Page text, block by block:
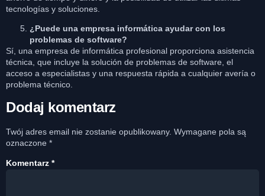
tecnologías y soluciones.
¿Puede una empresa informática ayudar con los
problemas de software?
Sí, una empresa de informática profesional proporciona asistencia
técnica, que incluye la solución de problemas de software, el
acceso a especialistas y una respuesta rápida a cualquier avería o
problema técnico.
Dodaj komentarz
Twój adres email nie zostanie opublikowany. Wymagane pola są
oznaczone *
Komentarz *